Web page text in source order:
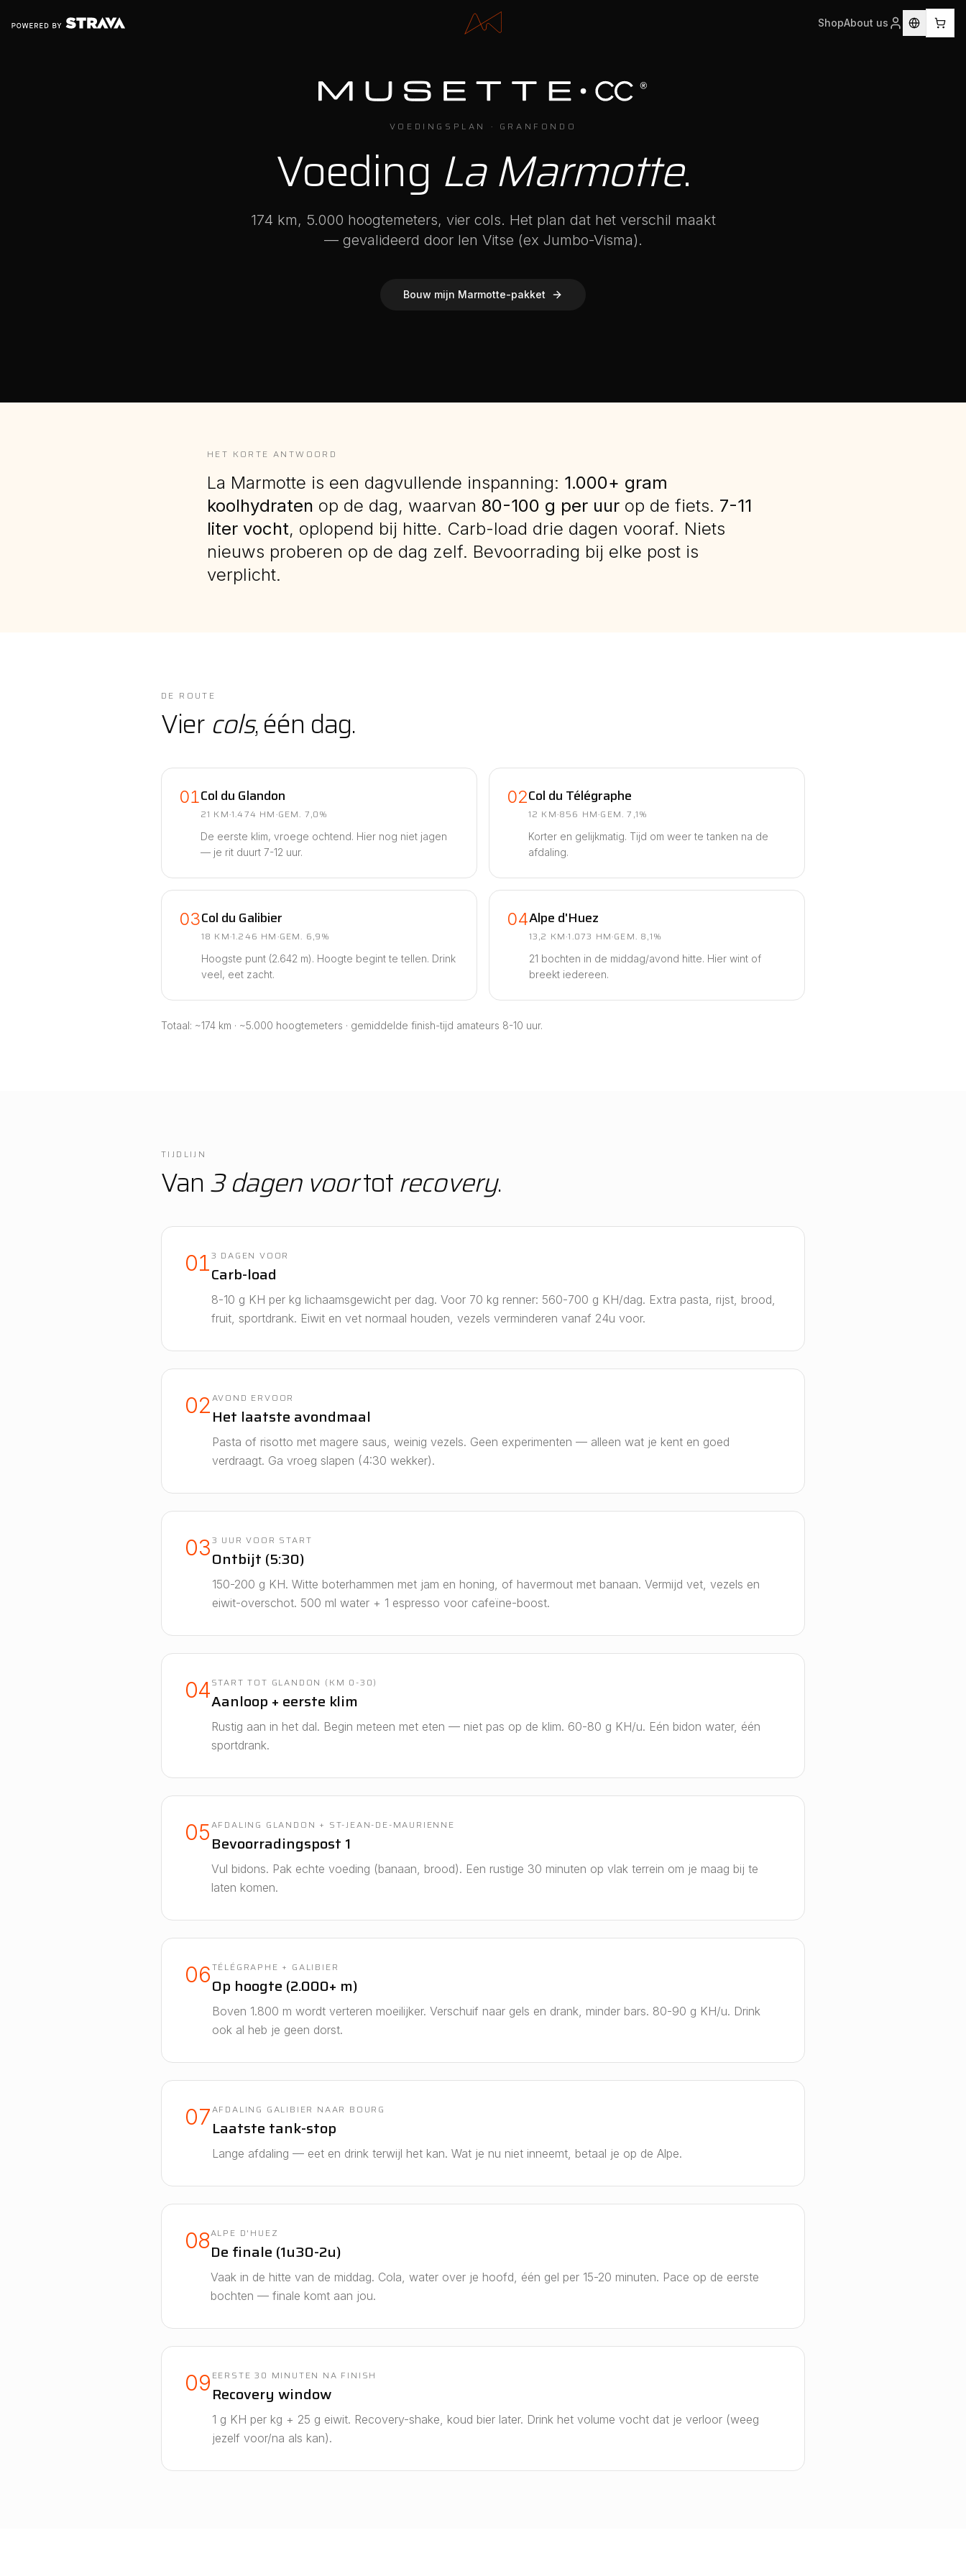
ShopAbout us
VOEDINGSPLAN · GRANFONDO
Voeding La Marmotte.
174 km, 5.000 hoogtemeters, vier cols. Het plan dat het verschil maakt
— gevalideerd door Ien Vitse (ex Jumbo-Visma).
Bouw mijn Marmotte-pakket
HET KORTE ANTWOORD
La Marmotte is een dagvullende inspanning: 1.000+ gram
koolhydraten op de dag, waarvan 80-100 g per uur op de fiets. 7-11
liter vocht, oplopend bij hitte. Carb-load drie dagen vooraf. Niets
nieuws proberen op de dag zelf. Bevoorrading bij elke post is
verplicht.
DE ROUTE
Viercols, één dag.
01Col du Glandon
21 KM·1.474 HM·GEM. 7,0%
De eerste klim, vroege ochtend. Hier nog niet jagen
— je rit duurt 7-12 uur.
02Col du Télégraphe
12 KM·856 HM·GEM. 7,1%
Korter en gelijkmatig. Tijd om weer te tanken na de
afdaling.
03Col du Galibier
18 KM·1.246 HM·GEM. 6,9%
Hoogste punt (2.642 m). Hoogte begint te tellen. Drink
veel, eet zacht.
04Alpe d'Huez
13,2 KM·1.073 HM·GEM. 8,1%
21 bochten in de middag/avond hitte. Hier wint of
breekt iedereen.
Totaal: ~174 km · ~5.000 hoogtemeters · gemiddelde finish-tijd amateurs 8-10 uur.
TIJDLIJN
Van3 dagen voortotrecovery.
013 DAGEN VOOR
Carb-load
8-10 g KH per kg lichaamsgewicht per dag. Voor 70 kg renner: 560-700 g KH/dag. Extra pasta, rijst, brood,
fruit, sportdrank. Eiwit en vet normaal houden, vezels verminderen vanaf 24u voor.
02AVOND ERVOOR
Het laatste avondmaal
Pasta of risotto met magere saus, weinig vezels. Geen experimenten — alleen wat je kent en goed
verdraagt. Ga vroeg slapen (4:30 wekker).
033 UUR VOOR START
Ontbijt (5:30)
150-200 g KH. Witte boterhammen met jam en honing, of havermout met banaan. Vermijd vet, vezels en
eiwit-overschot. 500 ml water + 1 espresso voor cafeïne-boost.
04START TOT GLANDON (KM 0-30)
Aanloop + eerste klim
Rustig aan in het dal. Begin meteen met eten — niet pas op de klim. 60-80 g KH/u. Eén bidon water, één
sportdrank.
05AFDALING GLANDON + ST-JEAN-DE-MAURIENNE
Bevoorradingspost 1
Vul bidons. Pak echte voeding (banaan, brood). Een rustige 30 minuten op vlak terrein om je maag bij te
laten komen.
06TÉLÉGRAPHE + GALIBIER
Op hoogte (2.000+ m)
Boven 1.800 m wordt verteren moeilijker. Verschuif naar gels en drank, minder bars. 80-90 g KH/u. Drink
ook al heb je geen dorst.
07AFDALING GALIBIER NAAR BOURG
Laatste tank-stop
Lange afdaling — eet en drink terwijl het kan. Wat je nu niet inneemt, betaal je op de Alpe.
08ALPE D'HUEZ
De finale (1u30-2u)
Vaak in de hitte van de middag. Cola, water over je hoofd, één gel per 15-20 minuten. Pace op de eerste
bochten — finale komt aan jou.
09 EERSTE 30 MINUTEN NA FINISH
Recovery window
1 g KH per kg + 25 g eiwit. Recovery-shake, koud bier later. Drink het volume vocht dat je verloor (weeg
jezelf voor/na als kan).